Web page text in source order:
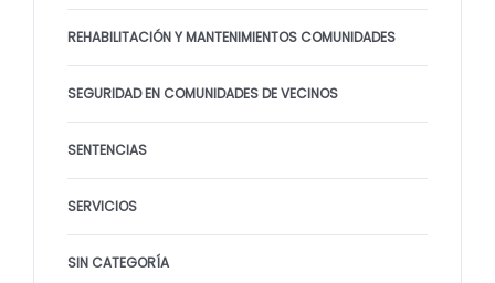
REHABILITACIÓN Y MANTENIMIENTOS COMUNIDADES
SEGURIDAD EN COMUNIDADES DE VECINOS
SENTENCIAS
SERVICIOS
SIN CATEGORÍA